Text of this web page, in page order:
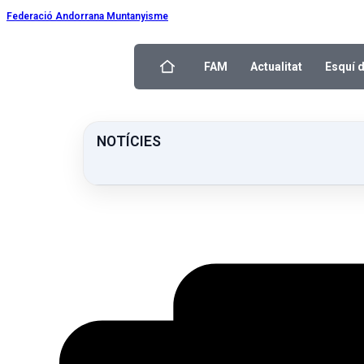
Federació Andorrana Muntanyisme
FAM Actualitat Esquí
NOTÍCIES